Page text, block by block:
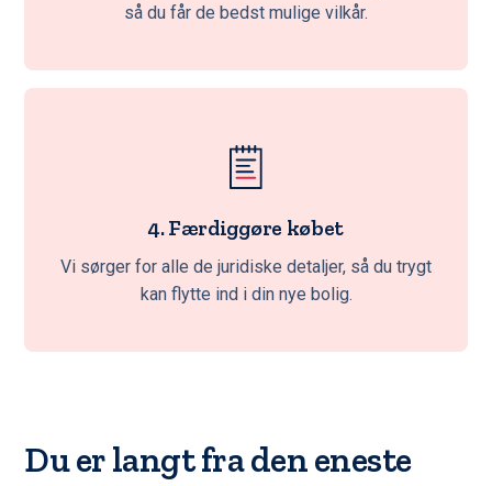
så du får de bedst mulige vilkår.
4. Færdiggøre købet
Vi sørger for alle de juridiske detaljer, så du trygt
kan flytte ind i din nye bolig.
Du er langt fra den eneste